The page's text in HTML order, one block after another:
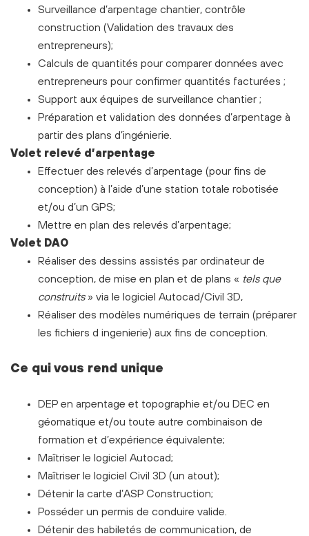
Surveillance d’arpentage chantier, contrôle
construction (Validation des travaux des
entrepreneurs);
Calculs de quantités pour comparer données avec
entrepreneurs pour confirmer quantités facturées ;
Support aux équipes de surveillance chantier ;
Préparation et validation des données d’arpentage à
partir des plans d’ingénierie.
Volet relevé d’arpentage
Effectuer des relevés d’arpentage (pour fins de
conception) à l’aide d’une station totale robotisée
et/ou d’un GPS;
Mettre en plan des relevés d’arpentage;
Volet DAO
Réaliser des dessins assistés par ordinateur de
conception, de mise en plan et de plans « tels que
construits» via le logiciel Autocad/Civil 3D,
Réaliser des modèles numériques de terrain (préparer
les fichiers d ingenierie) aux fins de conception.
Ce qui vous rend unique
DEP en arpentage et topographie et/ou DEC en
géomatique et/ou toute autre combinaison de
formation et d’expérience équivalente;
Maîtriser le logiciel Autocad;
Maîtriser le logiciel Civil 3D (un atout);
Détenir la carte d’ASP Construction;
Posséder un permis de conduire valide.
Détenir des habiletés de communication, de